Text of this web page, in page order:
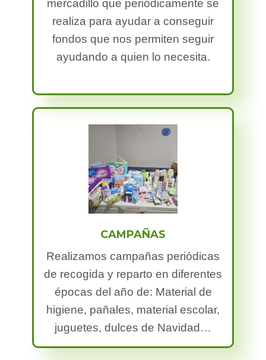
mercadillo que periódicamente se
realiza para ayudar a conseguir
fondos que nos permiten seguir
ayudando a quien lo necesita.
CAMPAÑAS​
Realizamos campañas periódicas
de recogida y reparto en diferentes
épocas del año de: Material de
higiene, pañales, material escolar,
juguetes, dulces de Navidad…